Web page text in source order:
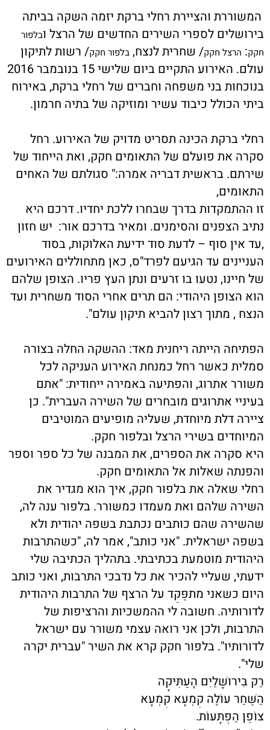
המשוררת והציירת רחלי ברקת יזמה השקה בביתה
בירושלים לספרי השירים החדשים של הרצל ובלפור
חקק: הרצל חקק/ שחרית לנצח, בלפור חקק/ רשות לתיקון
עולם. האירוע התקיים ביום שלישי 15 בנובמבר 2016
בנוכחות בני משפחה וחברים של רחלי ברקת, באירוח
ביתי הכולל כיבוד עשיר ומוזיקה של בתיה חרמון.
רחלי ברקת הכינה תסריט מדויק של האירוע. רחל
סקרה את פועלם של התאומים חקק, ואת הייחוד של
שירתם. בראשית דבריה אמרה:" סגולתם של האחים
התאומים,
זו ההתמקדות בדרך שבחרו ללכת יחדיו. דרכם היא
נתיב הצפנים והסימנים. ומאיר בדרכם אור: יש חזון
,עד אין סוף – לדעת סוד ידיעת האלוקות, בסוד
העניינים עד הגיעם לפרד"ס, כאן מתחוללים האירועים
של חיינו, נטעו בו זרעים ונתן העץ פריו. הצופן שלהם
הוא הצופן היהודי: הם תרים אחרי הסוד משחרית ועד
הנצח , מתוך רצון להביא תיקון עולם".
הפתיחה הייתה ריחנית מאד: ההשקה החלה בצורה
סמלית כאשר רחל כמנחת האירוע העניקה לכל
משורר אתרוג, והפתיעה באמירה ייחודית: "אתם
בעיניי אתרוגים מובחרים של השירה העברית". כן
ציירה דלת מיוחדת, שעליה מופיעים המוטיבים
המיוחדים בשירי הרצל ובלפור חקק.
היא סקרה את הספרים, את המבנה של כל ספר וספר
והפנתה שאלות אל התאומים חקק.
רחלי שאלה את בלפור חקק, איך הוא מגדיר את
השירה שלהם ואת מעמדו כמשורר. בלפור ענה לה,
שהשירה שהם כותבים נכתבת בשפה יהודית ולא
בשפה ישראלית. "אני כותב", אמר לה, "כשהתרבות
היהודית מוטמעת בכתיבתי. בתהליך הכתיבה שלי
ידעתי, שעליי להכיר את כל נדבכי התרבות, ואני כותב
היום כשאני מתפַּקֵד על הרצף של התרבות היהודית
לדורותיה. חשובה לי ההמשכיות והרציפות של
התרבות, ולכן אני רואה עצמי משורר עם ישראל
לדורותיו". בלפור חקק קרא את השיר "עברית יקרה
שלי".
רַק בִּירוּשָׁלַיִם הָעַתִּיקָה
הַשַּׁחַר עוֹלֶה קִמְעָא קִמְעָא
צוֹפֵן הַפְתָּעוֹת.